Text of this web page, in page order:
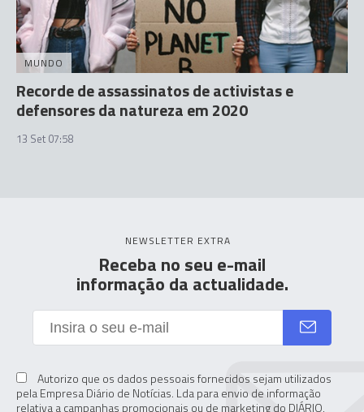
MUNDO
Recorde de assassinatos de activistas e
defensores da natureza em 2020
13 Set 07:58
NEWSLETTER EXTRA
Receba no seu e-mail
informação da actualidade.
Autorizo que os dados pessoais fornecidos sejam utilizados
pela Empresa Diário de Notícias. Lda para envio de informação
relativa a campanhas promocionais ou de marketing do DIÁRIO,